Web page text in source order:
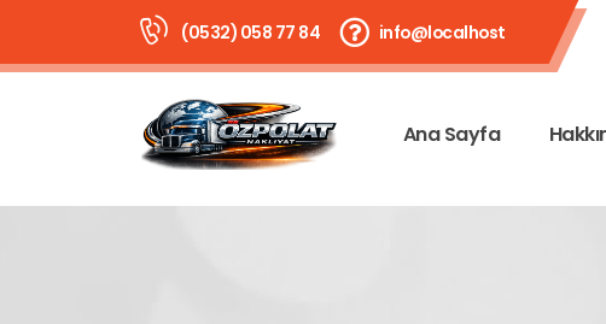
(0532) 058 77 84 info@localhost
Ana Sayfa